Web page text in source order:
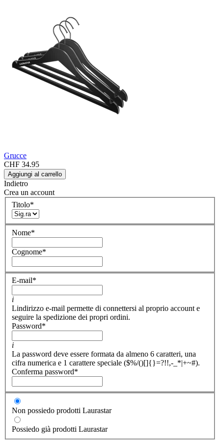
Grucce
CHF 34.95
Aggiungi al carrello
Indietro
Crea un account
Titolo*
Nome*
Cognome*
E-mail*
i
Lindirizzo e-mail permette di connettersi al proprio account e
seguire la spedizione dei propri ordini.
Password*
i
La password deve essere formata da almeno 6 caratteri, una
cifra numerica e 1 carattere speciale ($%/()[]{}=?!!,-_*|+~#).
Conferma password*
Non possiedo prodotti Laurastar
Possiedo già prodotti Laurastar